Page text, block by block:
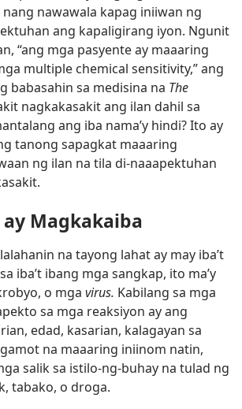
nawawala kapag iniiwan ng
ang kapaligirang iyon. Ngunit
“ang mga pasyente ay maaaring
multiple chemical sensitivity,” ang
babasahin sa medisina na The
nagkakasakit ang ilan dahil sa
ang iba nama’y hindi? Ito ay
tanong sapagkat maaaring
ng ilan na tila di-naaapektuhan
ay Magkakaiba
na tayong lahat ay may iba’t
iba’t ibang mga sangkap, ito ma’y
o mga virus. Kabilang sa mga
sa mga reaksiyon ay ang
edad, kasarian, kalagayan sa
na maaaring iniinom natin,
salik sa istilo-ng-buhay na tulad ng
tabako, o droga.